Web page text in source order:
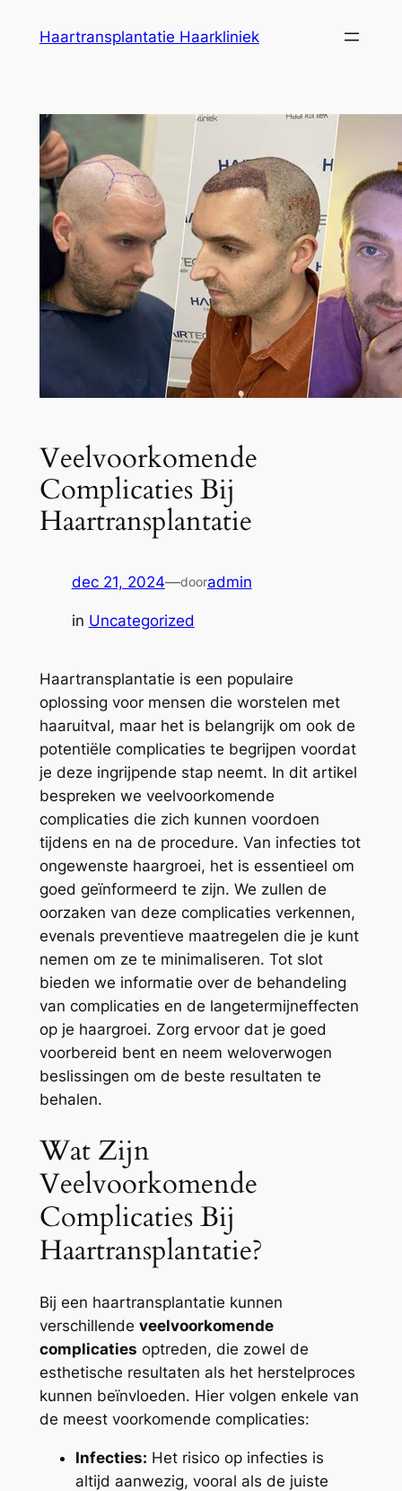
Haartransplantatie Haarkliniek
Veelvoorkomende
Complicaties Bij
Haartransplantatie
dec 21, 2024—dooradmin
in Uncategorized
Haartransplantatie is een populaire
oplossing voor mensen die worstelen met
haaruitval, maar het is belangrijk om ook de
potentiële complicaties te begrijpen voordat
je deze ingrijpende stap neemt. In dit artikel
bespreken we veelvoorkomende
complicaties die zich kunnen voordoen
tijdens en na de procedure. Van infecties tot
ongewenste haargroei, het is essentieel om
goed geïnformeerd te zijn. We zullen de
oorzaken van deze complicaties verkennen,
evenals preventieve maatregelen die je kunt
nemen om ze te minimaliseren. Tot slot
bieden we informatie over de behandeling
van complicaties en de langetermijneffecten
op je haargroei. Zorg ervoor dat je goed
voorbereid bent en neem weloverwogen
beslissingen om de beste resultaten te
behalen.
Wat Zijn
Veelvoorkomende
Complicaties Bij
Haartransplantatie?
Bij een haartransplantatie kunnen
verschillende veelvoorkomende
complicaties optreden, die zowel de
esthetische resultaten als het herstelproces
kunnen beïnvloeden. Hier volgen enkele van
de meest voorkomende complicaties:
Infecties: Het risico op infecties is
altijd aanwezig, vooral als de juiste